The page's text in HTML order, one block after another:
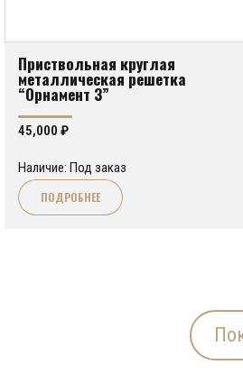
Приствольная круглая
металлическая решетка
“Орнамент 3”
45,000 ₽
Наличие: Под заказ
ПОДРОБНЕЕ